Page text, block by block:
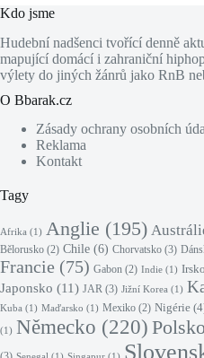
Kdo jsme
Hudební nadšenci tvořící denně
mapující domácí i zahraniční
výlety do jiných žánrů jako RnB
O Bbarak.cz
Zásady ochrany osobních
Reklama
Kontakt
Tagy
Afrika (1) Anglie (195)
Bělorusko (2) Chile (6) Chorvatsko (3)
Francie (75) Gabon (2) Indie (1) Irsko
Japonsko (11) JAR (3) Jižní Korea (1)
Kuba (1) Maďarsko (1) Mexiko (2) Nigérie
(1) Německo (220) Polsko